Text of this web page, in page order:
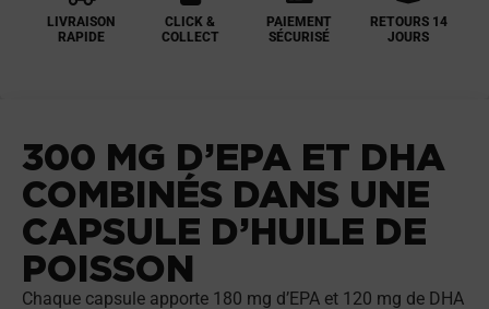
LIVRAISON
RAPIDE
CLICK &
COLLECT
PAIEMENT
SÉCURISÉ
RETOURS 14
JOURS
300 MG D’EPA ET DHA
COMBINÉS DANS UNE
CAPSULE D’HUILE DE
POISSON
Chaque capsule apporte 180 mg d’EPA et 120 mg de DHA